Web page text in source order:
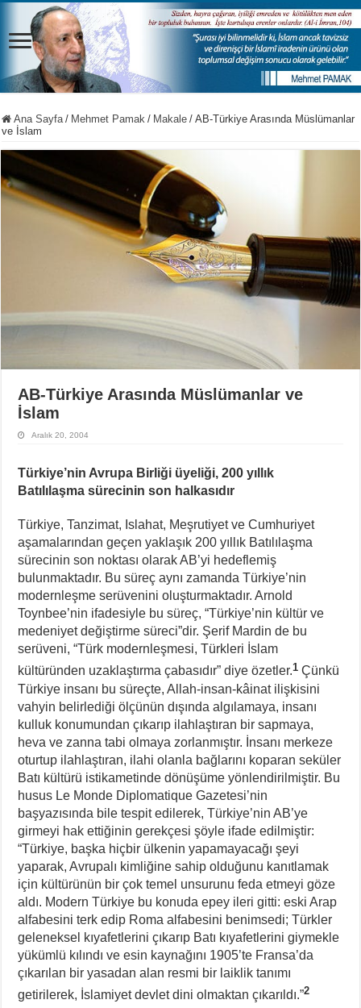
Ana Sayfa / Mehmet Pamak / Makale / AB-Türkiye Arasında Müslümanlar
ve İslam
AB-Türkiye Arasında Müslümanlar ve
İslam
Aralık 20, 2004
Türkiye’nin Avrupa Birliği üyeliği, 200 yıllık
Batılılaşma sürecinin son halkasıdır
Türkiye, Tanzimat, Islahat, Meşrutiyet ve Cumhuriyet
aşamalarından geçen yaklaşık 200 yıllık Batılılaşma
sürecinin son noktası olarak AB’yi hedeflemiş
bulunmaktadır. Bu süreç aynı zamanda Türkiye’nin
modernleşme serüvenini oluşturmaktadır. Arnold
Toynbee’nin ifadesiyle bu süreç, “Türkiye’nin kültür ve
medeniyet değiştirme süreci”dir. Şerif Mardin de bu
serüveni, “Türk modernleşmesi, Türkleri İslam
kültüründen uzaklaştırma çabasıdır” diye özetler.1 Çünkü
Türkiye insanı bu süreçte, Allah-insan-kâinat ilişkisini
vahyin belirlediği ölçünün dışında algılamaya, insanı
kulluk konumundan çıkarıp ilahlaştıran bir sapmaya,
heva ve zanna tabi olmaya zorlanmıştır. İnsanı merkeze
oturtup ilahlaştıran, ilahi olanla bağlarını koparan seküler
Batı kültürü istikametinde dönüşüme yönlendirilmiştir. Bu
husus Le Monde Diplomatique Gazetesi’nin
başyazısında bile tespit edilerek, Türkiye’nin AB’ye
girmeyi hak ettiğinin gerekçesi şöyle ifade edilmiştir:
“Türkiye, başka hiçbir ülkenin yapamayacağı şeyi
yaparak, Avrupalı kimliğine sahip olduğunu kanıtlamak
için kültürünün bir çok temel unsurunu feda etmeyi göze
aldı. Modern Türkiye bu konuda epey ileri gitti: eski Arap
alfabesini terk edip Roma alfabesini benimsedi; Türkler
geleneksel kıyafetlerini çıkarıp Batı kıyafetlerini giymekle
yükümlü kılındı ve esin kaynağını 1905’te Fransa’da
çıkarılan bir yasadan alan resmi bir laiklik tanımı
getirilerek, İslamiyet devlet dini olmaktan çıkarıldı.”2